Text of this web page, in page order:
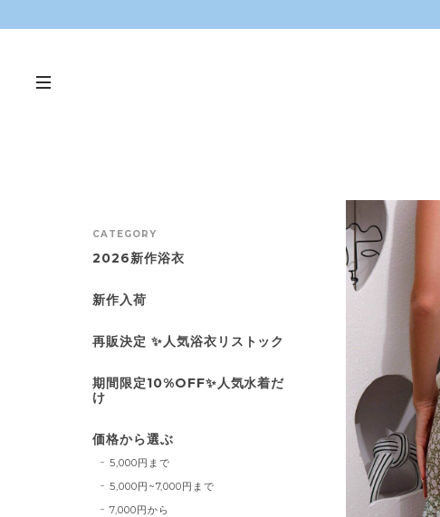
CATEGORY
2026新作浴衣
新作入荷
再販決定 ✨人気浴衣リストック
期間限定10%OFF✨人気水着だ
け
価格から選ぶ
5,000円まで
5,000円~7,000円まで
7,000円から